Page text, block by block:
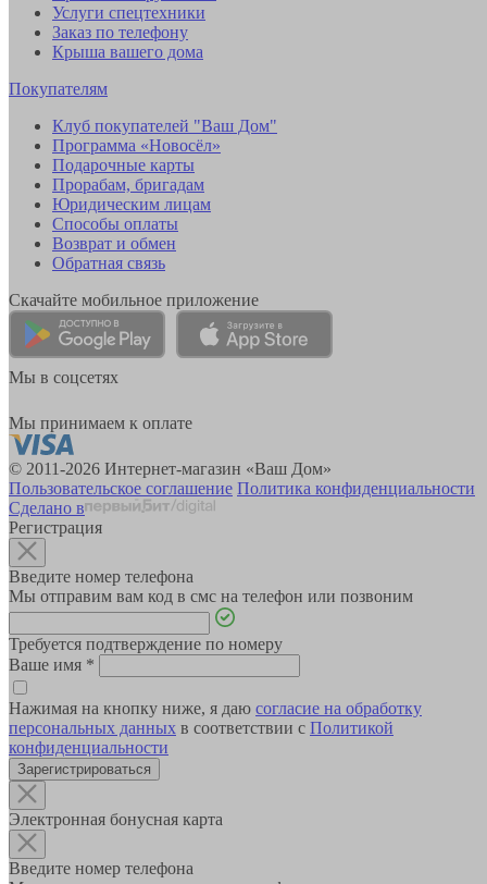
Услуги спецтехники
Заказ по телефону
Крыша вашего дома
Покупателям
Клуб покупателей "Ваш Дом"
Программа «Новосёл»
Подарочные карты
Прорабам, бригадам
Юридическим лицам
Способы оплаты
Возврат и обмен
Обратная связь
Скачайте мобильное приложение
Мы в соцсетях
Мы принимаем к оплате
© 2011-2026 Интернет-магазин «Ваш Дом»
Пользовательское соглашение Политика конфиденциальности
Сделано в
Регистрация
Введите номер телефона
Мы отправим вам код в смс на телефон или позвоним
Требуется подтверждение по номеру
Ваше имя *
Нажимая на кнопку ниже, я даю согласие на обработку
персональных данных в соответствии с Политикой
конфиденциальности
Зарегистрироваться
Электронная бонусная карта
Введите номер телефона